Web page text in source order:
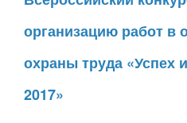
организацию работ в
охраны труда «Успех
2017»